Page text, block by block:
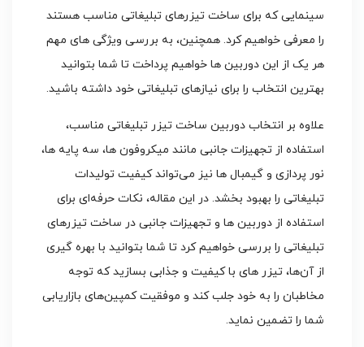
سینمایی که برای ساخت تیزرهای تبلیغاتی مناسب هستند
را معرفی خواهیم کرد. همچنین، به بررسی ویژگی‌ های مهم
هر یک از این دوربین‌ ها خواهیم پرداخت تا شما بتوانید
بهترین انتخاب را برای نیازهای تبلیغاتی خود داشته باشید.
علاوه بر انتخاب دوربین ساخت تیزر تبلیغاتی مناسب،
استفاده از تجهیزات جانبی مانند میکروفون‌ ها، سه‌ پایه‌ ها،
نور پردازی و گیمبال‌ ها نیز می‌تواند کیفیت تولیدات
تبلیغاتی را بهبود بخشد. در این مقاله، نکات حرفه‌ای برای
استفاده از دوربین‌ ها و تجهیزات جانبی در ساخت تیزرهای
تبلیغاتی را بررسی خواهیم کرد تا شما بتوانید با بهره‌ گیری
از آن‌ها، تیزر های با کیفیت و جذابی بسازید که توجه
مخاطبان را به خود جلب کند و موفقیت کمپین‌های بازاریابی
شما را تضمین نماید.